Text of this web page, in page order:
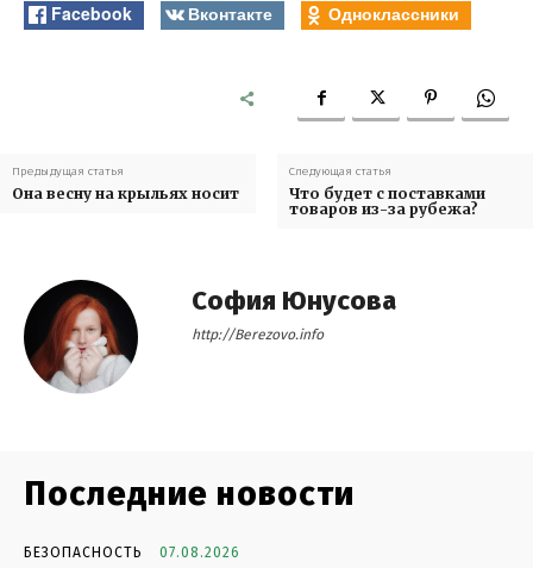
Facebook Вконтакте Одноклассники
Предыдущая статья
Она весну на крыльях носит
Следующая статья
Что будет с поставками
товаров из-за рубежа?
София Юнусова
http://Berezovo.info
Последние новости
БЕЗОПАСНОСТЬ 07.08.2026